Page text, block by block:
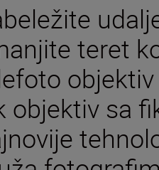
teret
objektiv sa